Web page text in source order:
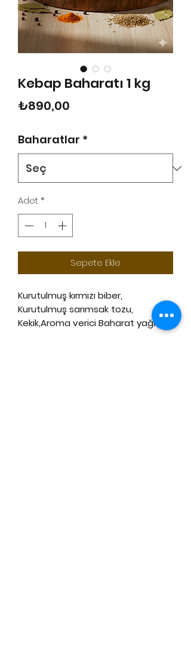
Kebap Baharatı 1 kg
₺890,00
Baharatlar *
Adet*
Sepete Ekle
Kurutulmuş kırmızı biber,
Kurutulmuş sarımsak tozu,
Kekik,Aroma verici Baharat yağları